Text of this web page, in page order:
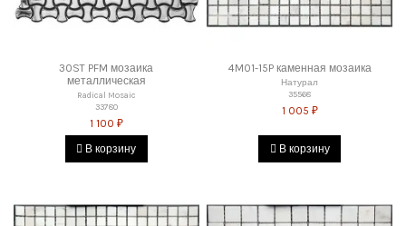
30ST PFM мозаика
металлическая
Radical Mosaic
33780
1 100 ₽
В корзину
4M01-15P каменная мозаика
Натурал
35568
1 005 ₽
В корзину